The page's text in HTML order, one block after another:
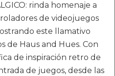
rinda homenaje a
de videojuegos
este llamativo
de Haus and Hues. Con
de inspiración retro de
de juegos, desde las